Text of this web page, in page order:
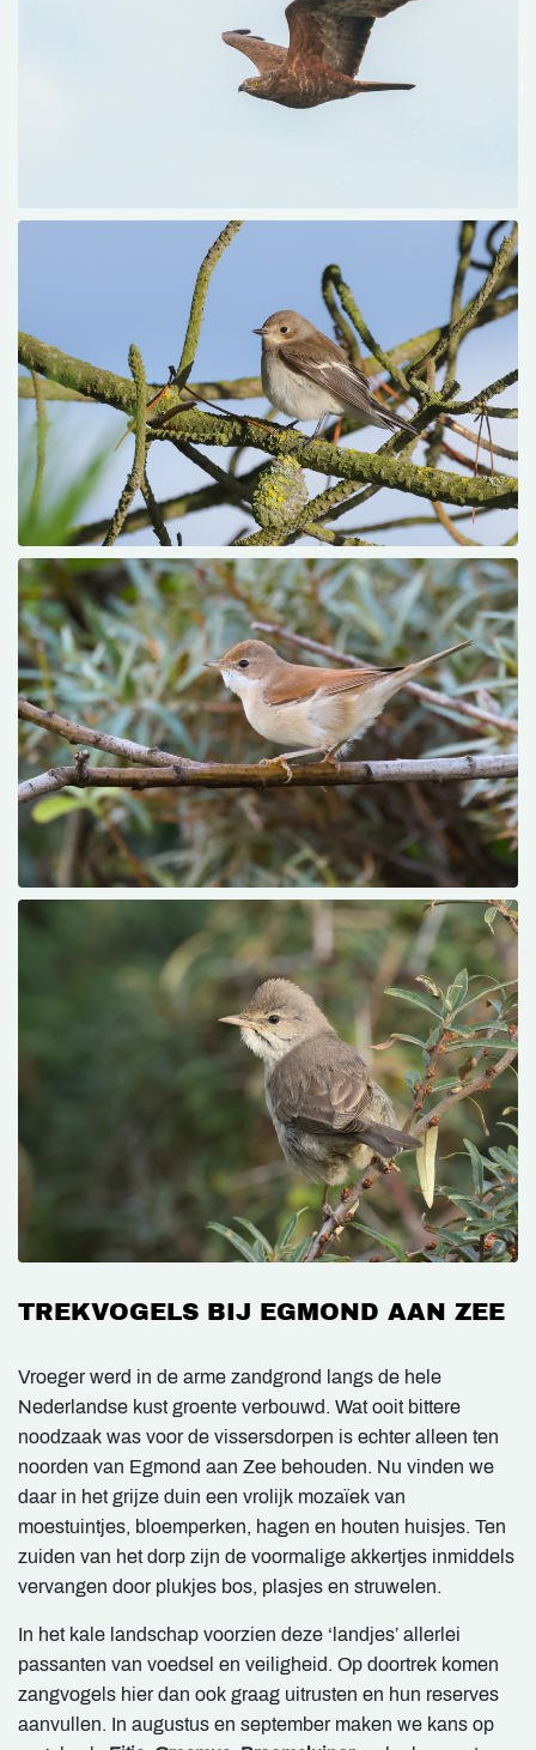
TREKVOGELS BIJ EGMOND AAN ZEE
Vroeger werd in de arme zandgrond langs de hele
Nederlandse kust groente verbouwd. Wat ooit bittere
noodzaak was voor de vissersdorpen is echter alleen ten
noorden van Egmond aan Zee behouden. Nu vinden we
daar in het grijze duin een vrolijk mozaïek van
moestuintjes, bloemperken, hagen en houten huisjes. Ten
zuiden van het dorp zijn de voormalige akkertjes inmiddels
vervangen door plukjes bos, plasjes en struwelen.
In het kale landschap voorzien deze ‘landjes’ allerlei
passanten van voedsel en veiligheid. Op doortrek komen
zangvogels hier dan ook graag uitrusten en hun reserves
aanvullen. In augustus en september maken we kans op